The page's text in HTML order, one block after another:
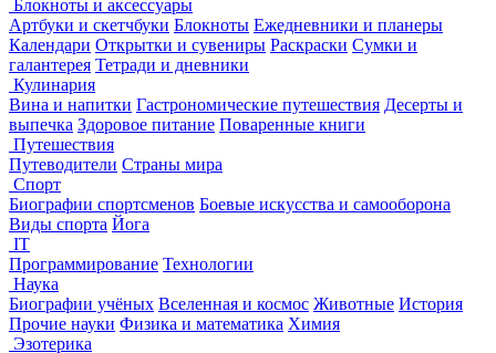
Блокноты и аксессуары
Артбуки и скетчбуки Блокноты Ежедневники и планеры
Календари Открытки и сувениры Раскраски Сумки и
галантерея Тетради и дневники
Кулинария
Вина и напитки Гастрономические путешествия Десерты и
выпечка Здоровое питание Поваренные книги
Путешествия
Путеводители Страны мира
Спорт
Биографии спортсменов Боевые искусства и самооборона
Виды спорта Йога
IT
Программирование Технологии
Наука
Биографии учёных Вселенная и космос Животные История
Прочие науки Физика и математика Химия
Эзотерика